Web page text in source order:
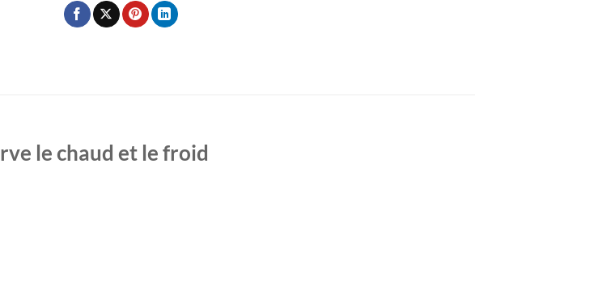
le chaud et le froid